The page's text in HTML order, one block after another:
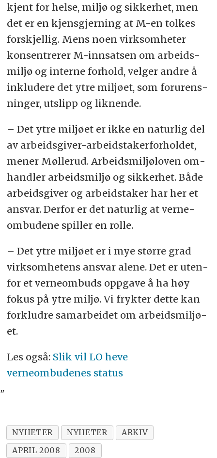
kjent for hel­se, mil­jø og sik­ker­het, men
det er en kjens­gjer­ning at M-en tol­kes
for­skjel­lig. Mens noen virk­som­he­ter
kon­sen­tre­rer M-inn­sat­sen om ar­beids­
mil­jø og in­ter­ne for­hold, vel­ger and­re å
in­klu­de­re det ytre mil­jø­et, som for­urens­
nin­ger, ut­slipp og lik­nen­de.
– Det ytre mil­jø­et er ikke en na­tur­lig del
av ar­beids­giver-arbeids­taker­for­holdet,
me­ner Møllerud. Arbeids­miljø­loven om­
hand­ler ar­beids­miljø og sik­ker­het. Både
ar­beids­giver og arbeids­taker har her et
an­svar. Der­for er det na­tur­lig at verne­
om­bu­de­ne spil­ler en rolle.
– Det ytre mil­jø­et er i mye stør­re grad
virk­som­he­tens ansvar alene. Det er uten­
for et verne­om­buds opp­gave å ha høy
fokus på ytre miljø. Vi fryk­ter dette kan
for­klud­re sam­ar­bei­det om arbeids­mil­jø­
et.
Les også: Slik vil LO heve
verneombudenes status
"
NYHETER NYHETER
ARKIV
APRIL 2008
2008